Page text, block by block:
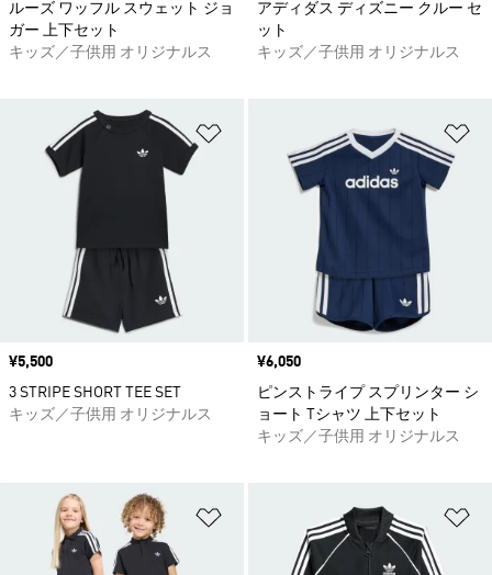
ルーズ ワッフル スウェット ジョ
ガー 上下セット
キッズ／子供用 オリジナルス
アディダス ディズニー クルー セ
ット
キッズ／子供用 オリジナルス
ほしいものリストに追加
価格
¥5,500
3 STRIPE SHORT TEE SET
キッズ／子供用 オリジナルス
価格
¥6,050
ピンストライプ スプリンター シ
ョート Tシャツ 上下セット
キッズ／子供用 オリジナルス
ほしいものリストに追加